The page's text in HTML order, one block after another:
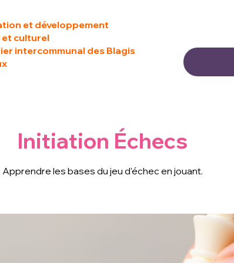
et développement
et culturel
intercommunal des Blagis
Initiation Échecs
Apprendre les bases du jeu d'échec en jouant.